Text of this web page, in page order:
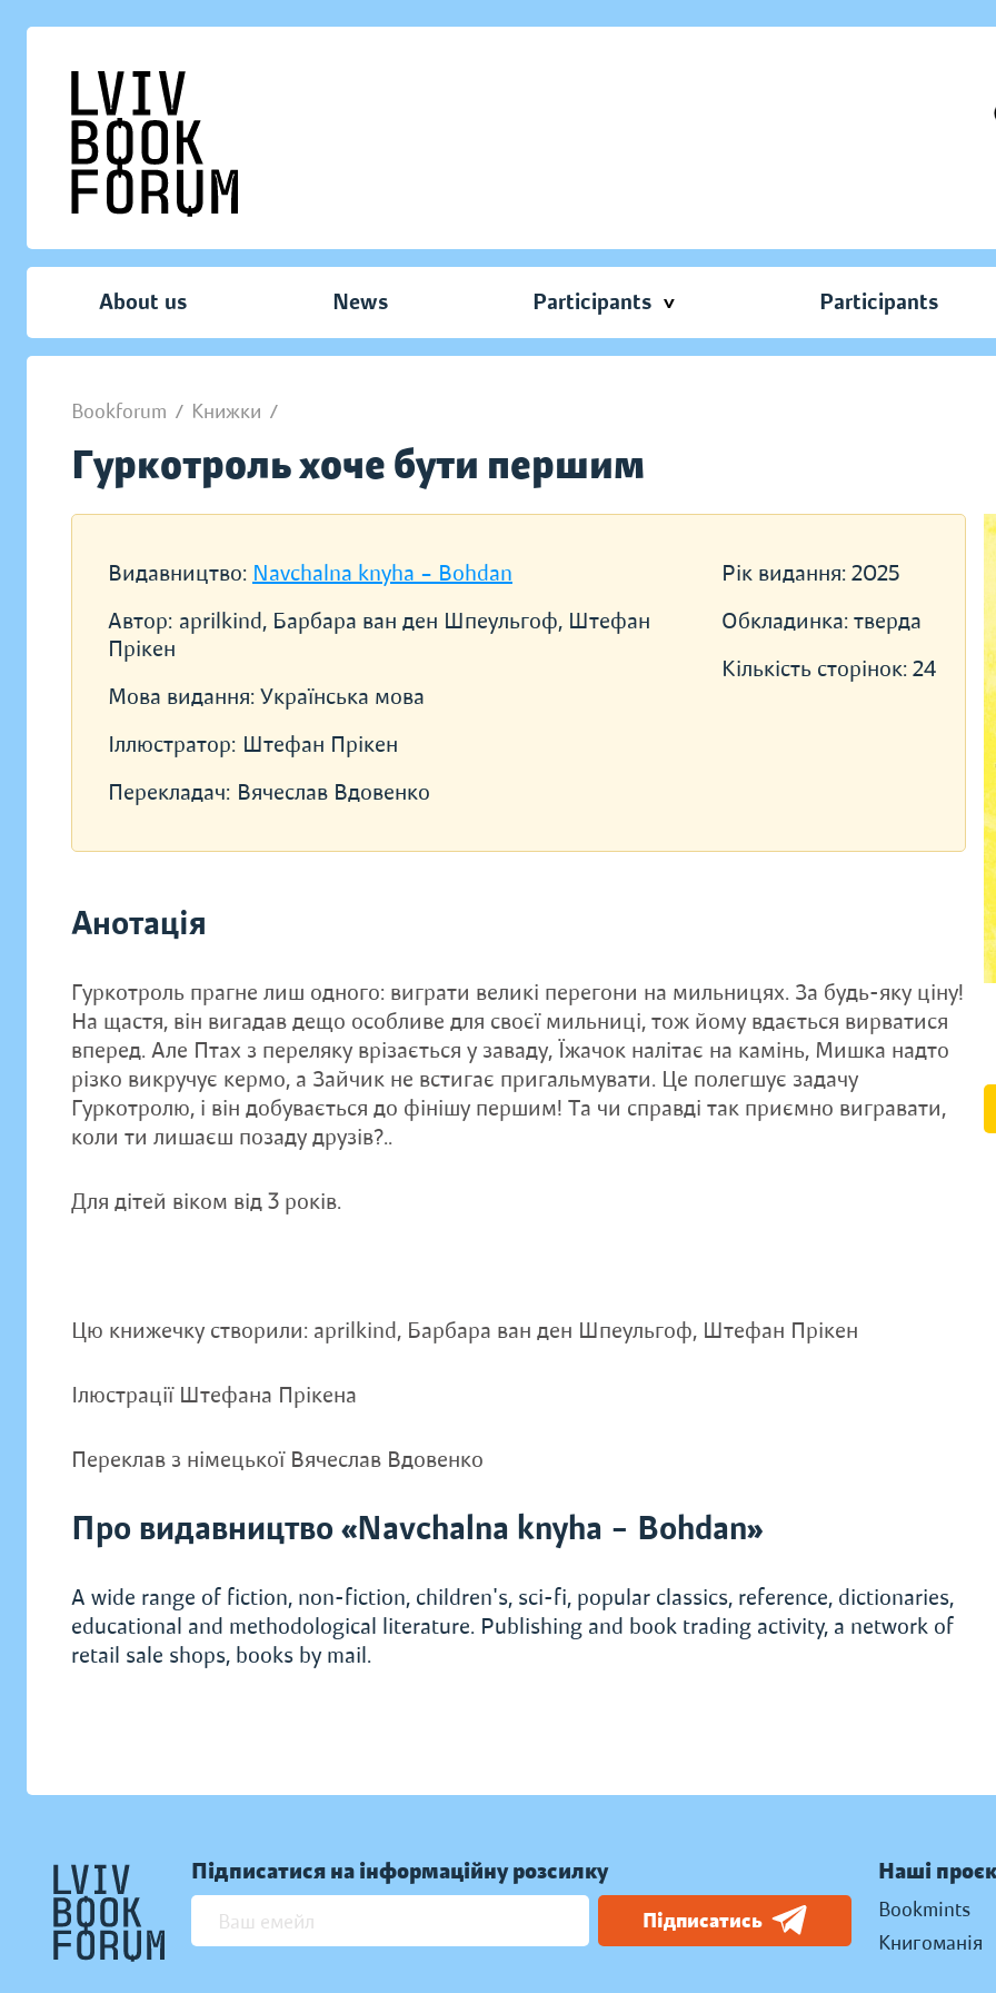
About us News Participants Participants
Bookforum / Книжки /
Гуркотроль хоче бути першим
Видавництво: Navchalna knyha – Bohdan
Автор: aprilkind, Барбара ван ден Шпеульгоф, Штефан
Прікен
Мова видання: Українська мова
Іллюстратор: Штефан Прікен
Перекладач: Вячеслав Вдовенко
Рік видання: 2025
Обкладинка: тверда
Кількість сторінок: 24
Анотація
Гуркотроль прагне лиш одного: виграти великі перегони на мильницях. За будь-яку ціну!
На щастя, він вигадав дещо особливе для своєї мильниці, тож йому вдається вирватися
вперед. Але Птах з переляку врізається у заваду, Їжачок налітає на камінь, Мишка надто
різко викручує кермо, а Зайчик не встигає пригальмувати. Це полегшує задачу
Гуркотролю, і він добувається до фінішу першим! Та чи справді так приємно вигравати,
коли ти лишаєш позаду друзів?..
Для дітей віком від 3 років.
Цю книжечку створили: aprilkind, Барбара ван ден Шпеульгоф, Штефан Прікен
Ілюстрації Штефана Прікена
Переклав з німецької Вячеслав Вдовенко
Про видавництво «Navchalna knyha – Bohdan»
A wide range of fiction, non-fiction, children's, sci-fi, popular classics, reference, dictionaries,
educational and methodological literature. Publishing and book trading activity, a network of
retail sale shops, books by mail.
Підписатися на інформаційну розсилку
Підписатись
Наші
Bookmints
Книгоманія